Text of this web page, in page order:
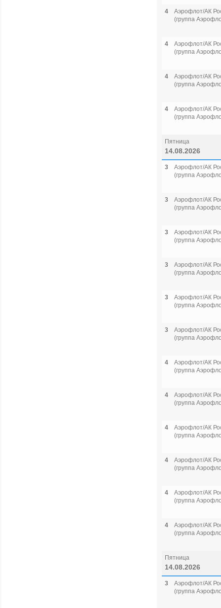
4
Аэрофлот/АК
(группа
4
Аэрофлот/АК
(группа
4
Аэрофлот/АК
(группа
4
Аэрофлот/АК
(группа
Пятница
14.08.2026
3
Аэрофлот/АК
(группа
3
Аэрофлот/АК
(группа
3
Аэрофлот/АК
(группа
3
Аэрофлот/АК
(группа
3
Аэрофлот/АК
(группа
3
Аэрофлот/АК
(группа
4
Аэрофлот/АК
(группа
4
Аэрофлот/АК
(группа
4
Аэрофлот/АК
(группа
4
Аэрофлот/АК
(группа
4
Аэрофлот/АК
(группа
4
Аэрофлот/АК
(группа
Пятница
14.08.2026
3
Аэрофлот/АК
(группа